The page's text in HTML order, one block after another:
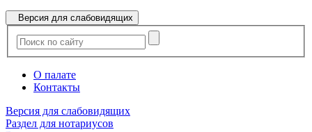
Версия для слабовидящих
О палате
Контакты
Версия для слабовидящих
Раздел для нотариусов